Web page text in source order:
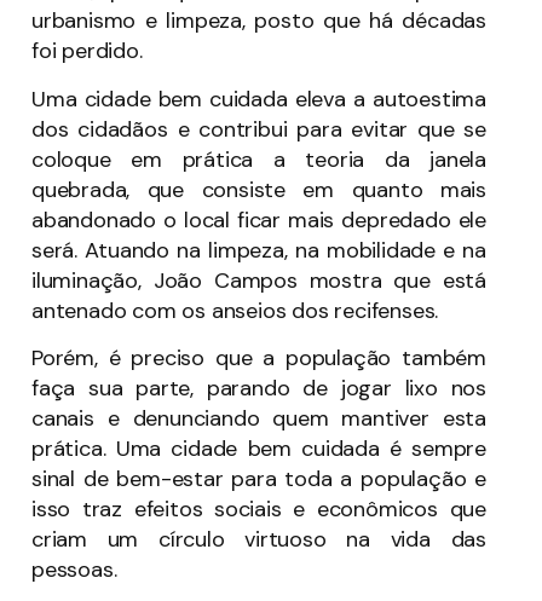
urbanismo e limpeza, posto que há décadas
foi perdido.
Uma cidade bem cuidada eleva a autoestima
dos cidadãos e contribui para evitar que se
coloque em prática a teoria da janela
quebrada, que consiste em quanto mais
abandonado o local ficar mais depredado ele
será. Atuando na limpeza, na mobilidade e na
iluminação, João Campos mostra que está
antenado com os anseios dos recifenses.
Porém, é preciso que a população também
faça sua parte, parando de jogar lixo nos
canais e denunciando quem mantiver esta
prática. Uma cidade bem cuidada é sempre
sinal de bem-estar para toda a população e
isso traz efeitos sociais e econômicos que
criam um círculo virtuoso na vida das
pessoas.